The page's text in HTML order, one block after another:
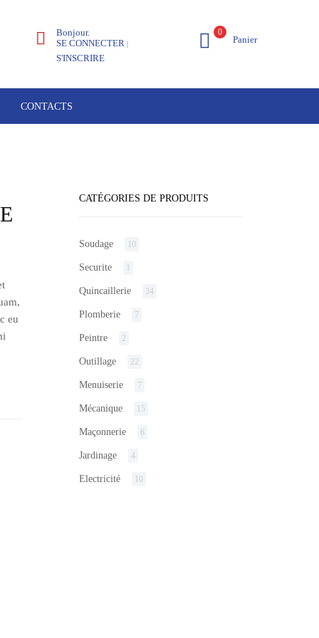
Bonjour.
SE CONNECTER |
S'INSCRIRE
Panier
0
CONTACTS
eu
CATÉGORIES DE PRODUITS
Soudage 10
Securite 1
Quincaillerie 34
Plomberie 7
Peintre 2
Outillage 22
Menuiserie 7
Mécanique 15
Maçonnerie 6
Jardinage 4
Electricité 10